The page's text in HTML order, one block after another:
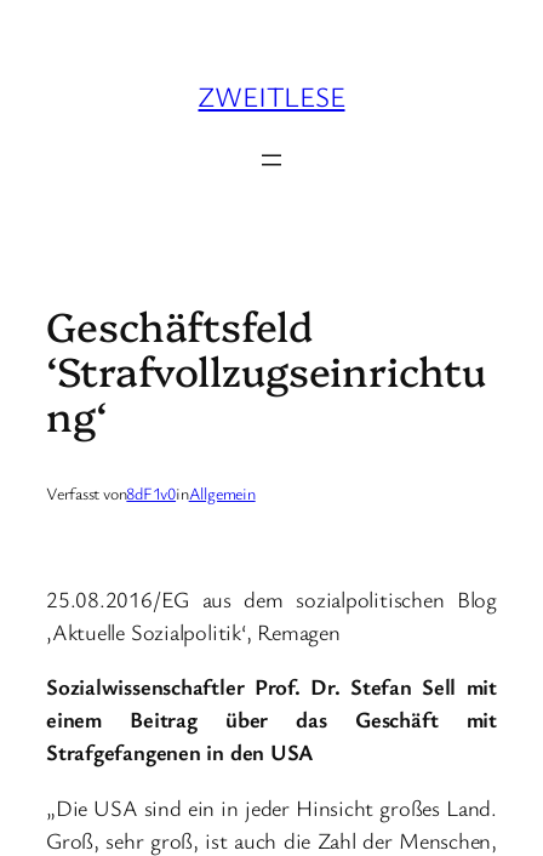
ZWEITLESE
Geschäftsfeld
‘Strafvollzugseinrichtu
ng‘
Verfasst von8dF1v0inAllgemein
25.08.2016/EG aus dem sozialpolitischen Blog
‚Aktuelle Sozialpolitik‘, Remagen
Sozialwissenschaftler Prof. Dr. Stefan Sell mit
einem Beitrag über das Geschäft mit
Strafgefangenen in den USA
„Die USA sind ein in jeder Hinsicht großes Land.
Groß, sehr groß, ist auch die Zahl der Menschen,